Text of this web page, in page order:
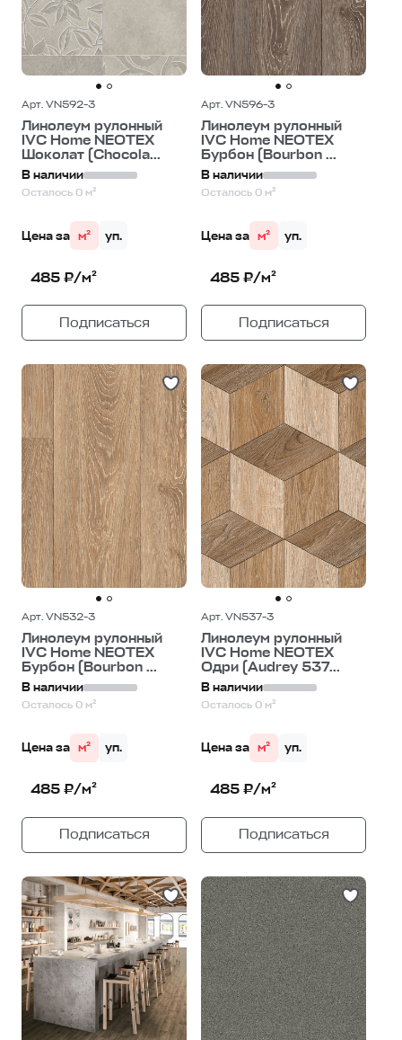
Арт. VN592-3
Линолеум рулонный
IVC Home NEOTEX
Шоколат (Chocola...
В наличии
Осталось 0 м²
Цена за м² уп.
485 ₽/м²
Подписаться
Арт. VN596-3
Линолеум рулонный
IVC Home NEOTEX
Бурбон (Bourbon ...
В наличии
Осталось 0 м²
Цена за м² уп.
485 ₽/м²
Подписаться
Арт. VN532-3
Линолеум рулонный
IVC Home NEOTEX
Бурбон (Bourbon ...
В наличии
Осталось 0 м²
Цена за м² уп.
485 ₽/м²
Подписаться
Арт. VN537-3
Линолеум рулонный
IVC Home NEOTEX
Одри (Audrey 537...
В наличии
Осталось 0 м²
Цена за м² уп.
485 ₽/м²
Подписаться